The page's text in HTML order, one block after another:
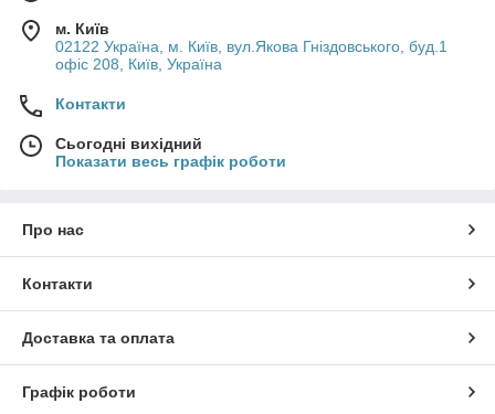
м. Київ
02122 Україна, м. Київ, вул.Якова Гніздовського, буд.1
офіс 208, Київ, Україна
Контакти
Сьогодні вихідний
Показати весь графік роботи
Про нас
Контакти
Доставка та оплата
Графік роботи